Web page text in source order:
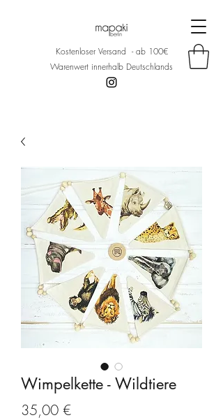
Kostenloser Versand - ab 100€
Warenwert innerhalb Deutschlands
Wimpelkette - Wildtiere
35,00 €Preis